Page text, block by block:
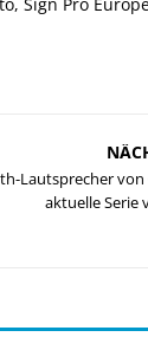
Lautsprecher von
aktuelle Serie